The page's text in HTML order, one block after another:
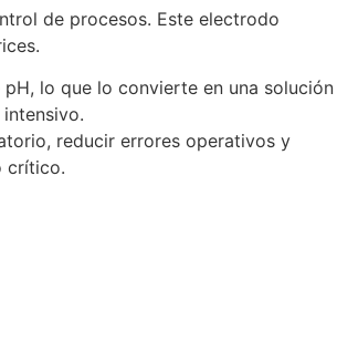
de procesos. Este electrodo
lo que lo convierte en una solución
reducir errores operativos y
crítico.